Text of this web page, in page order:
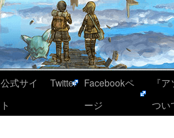
公式サイ
ト
Twitter
Facebookペ
ージ
『
つい